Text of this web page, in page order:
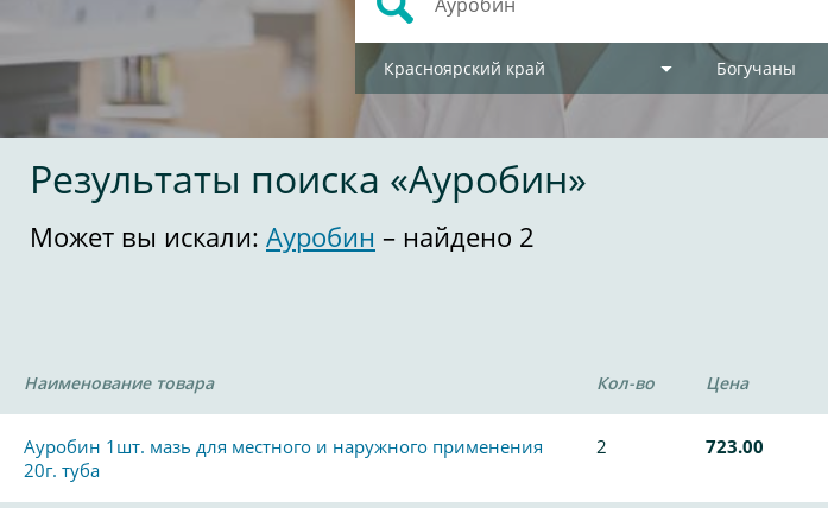
Красноярский край Богучаны
Результаты поиска «Ауробин»
Может вы искали: Ауробин – найдено 2
Наименование товара Кол-во Цена
Ауробин 1шт. мазь для местного и наружного применения
20г. туба
2 723.00